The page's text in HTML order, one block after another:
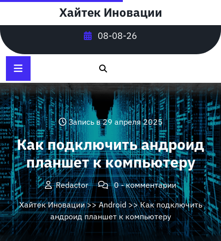
содержимому
Хайтек Иновации
08-08-26
Запись в 29 апреля 2025
Как подключить андроид
планшет к компьютеру
Redactor
0 - комментарии
Хайтек Иновации>>Android>> Как подключить
андроид планшет к компьютеру